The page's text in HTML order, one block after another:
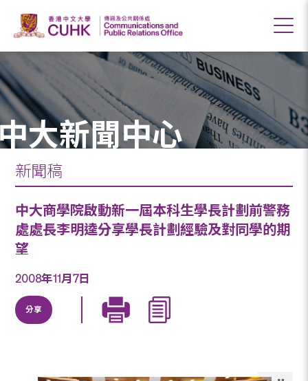
大新聞中心
新聞稿
中大商學院啟動新一屆本科生學長計劃前警務
處處長李明逵分享學長計劃經驗及對同學的期
望
2008年11月7日
分享